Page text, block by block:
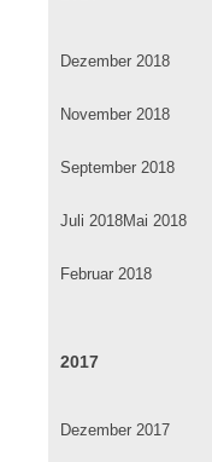
Dezember 2018
November 2018
September 2018
Juli 2018Mai 2018
Februar 2018
2017
Dezember 2017